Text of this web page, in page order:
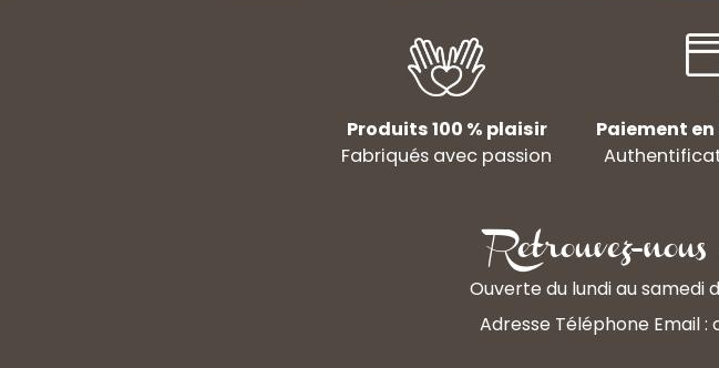
Produits 100 % plaisir Paiement
Fabriqués avec passion
Retrouvez-
Ouverte du lundi au samedi
Adresse Téléphone Email :